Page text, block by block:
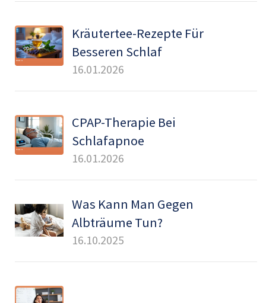
Kräutertee-Rezepte Für
Besseren Schlaf
16.01.2026
CPAP-Therapie Bei
Schlafapnoe
16.01.2026
Was Kann Man Gegen
Albträume Tun?
16.10.2025